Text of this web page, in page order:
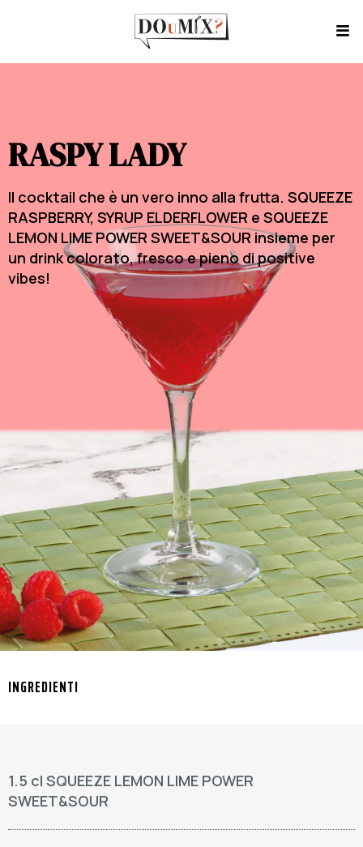
RASPY LADY
Il cocktail che è un vero inno alla frutta. SQUEEZE
RASPBERRY, SYRUP ELDERFLOWER e SQUEEZE
LEMON LIME POWER SWEET&SOUR insieme per
un drink colorato, fresco e pieno di positive
vibes!
INGREDIENTI
1.5 cl SQUEEZE LEMON LIME POWER
SWEET&SOUR